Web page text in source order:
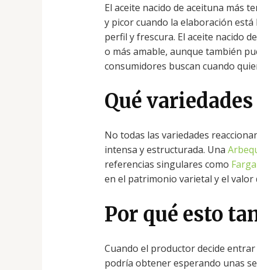
El aceite nacido de aceituna más
y picor cuando la elaboración
perfil y frescura. El aceite nacido
o más amable, aunque también
consumidores buscan cuando
Qué
No todas las variedades
intensa y estructurada. Una
referencias singulares como
en el patrimonio varietal y el valor
Por qué esto
Cuando el productor decide
podría obtener esperando unas